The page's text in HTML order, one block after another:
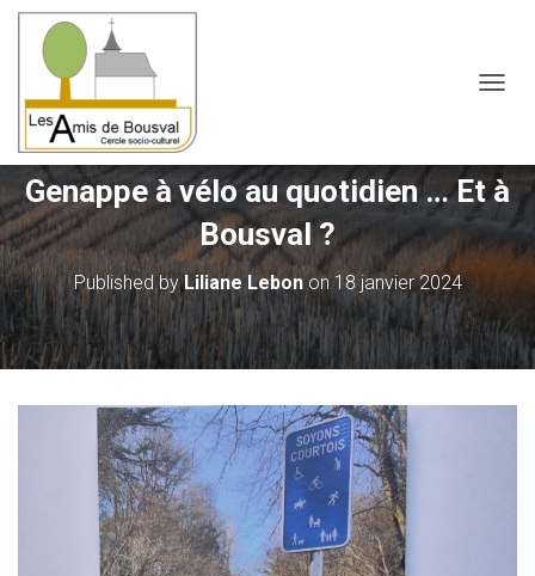
Genappe à vélo au quotidien … Et à Bousval ?
Genappe à vélo au quotidien … Et à
Bousval ?
Published byLiliane Lebonon18 janvier 2024